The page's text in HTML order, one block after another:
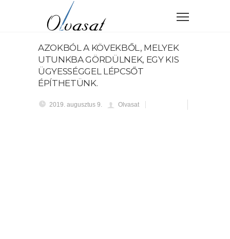
AZOKBÓL A KÖVEKBŐL, MELYEK
UTUNKBA GÖRDÜLNEK, EGY KIS
ÜGYESSÉGGEL LÉPCSŐT
ÉPÍTHETÜNK.
2019. augusztus 9. Olvasat